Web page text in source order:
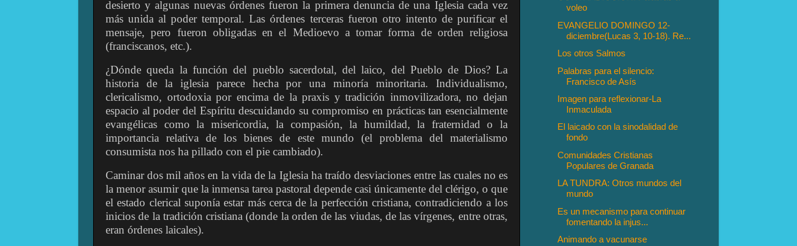
desierto y algunas nuevas órdenes fueron la primera denuncia de una Iglesia cada vez
más unida al poder temporal. Las órdenes terceras fueron otro intento de purificar el
mensaje, pero fueron obligadas en el Medioevo a tomar forma de orden religiosa
(franciscanos, etc.).
¿Dónde queda la función del pueblo sacerdotal, del laico, del Pueblo de Dios? La
historia de la iglesia parece hecha por una minoría minoritaria. Individualismo,
clericalismo, ortodoxia por encima de la praxis y tradición inmovilizadora, no dejan
espacio al poder del Espíritu descuidando su compromiso en prácticas tan esencialmente
evangélicas como la misericordia, la compasión, la humildad, la fraternidad o la
importancia relativa de los bienes de este mundo (el problema del materialismo
consumista nos ha pillado con el pie cambiado).
Caminar dos mil años en la vida de la Iglesia ha traído desviaciones entre las cuales no es
la menor asumir que la inmensa tarea pastoral depende casi únicamente del clérigo, o que
el estado clerical suponía estar más cerca de la perfección cristiana, contradiciendo a los
inicios de la tradición cristiana (donde la orden de las viudas, de las vírgenes, entre otras,
eran órdenes laicales).
voleo
EVANGELIO DOMINGO 12-
diciembre(Lucas 3, 10-18). Re...
Los otros Salmos
Palabras para el silencio:
Francisco de Asís
Imagen para reflexionar-La
Inmaculada
El laicado con la sinodalidad de
fondo
Comunidades Cristianas
Populares de Granada
LA TUNDRA: Otros mundos del
mundo
Es un mecanismo para continuar
fomentando la injus...
Animando a vacunarse